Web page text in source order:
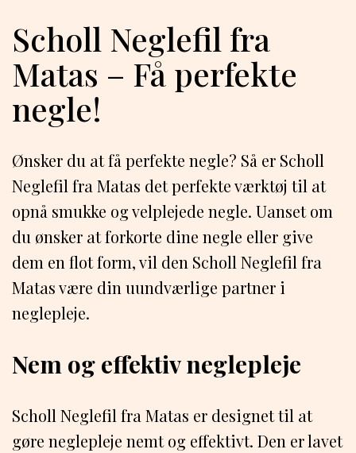
Scholl Neglefil fra
Matas – Få perfekte
negle!
Ønsker du at få perfekte negle? Så er Scholl
Neglefil fra Matas det perfekte værktøj til at
opnå smukke og velplejede negle. Uanset om
du ønsker at forkorte dine negle eller give
dem en flot form, vil den Scholl Neglefil fra
Matas være din uundværlige partner i
neglepleje.
Nem og effektiv neglepleje
Scholl Neglefil fra Matas er designet til at
gøre neglepleje nemt og effektivt. Den er lavet